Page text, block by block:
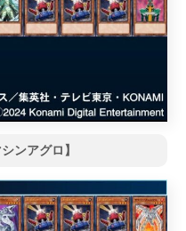
ンアグロ】